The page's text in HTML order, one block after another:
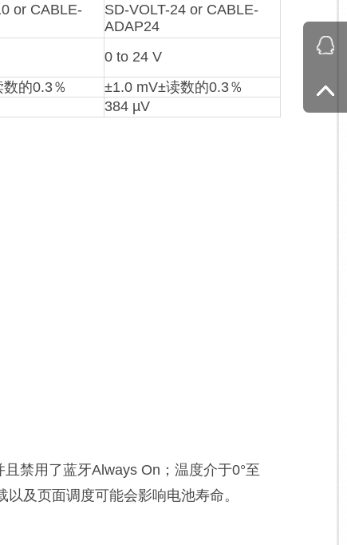
or CABLE-
SD-VOLT-24 or CABLE-
ADAP24
0 to 24 V
的0.3％
±1.0 mV±读数的0.3％
384 µV
禁用了蓝牙Always On；温度介于0°至
及页面调度可能会影响电池寿命。